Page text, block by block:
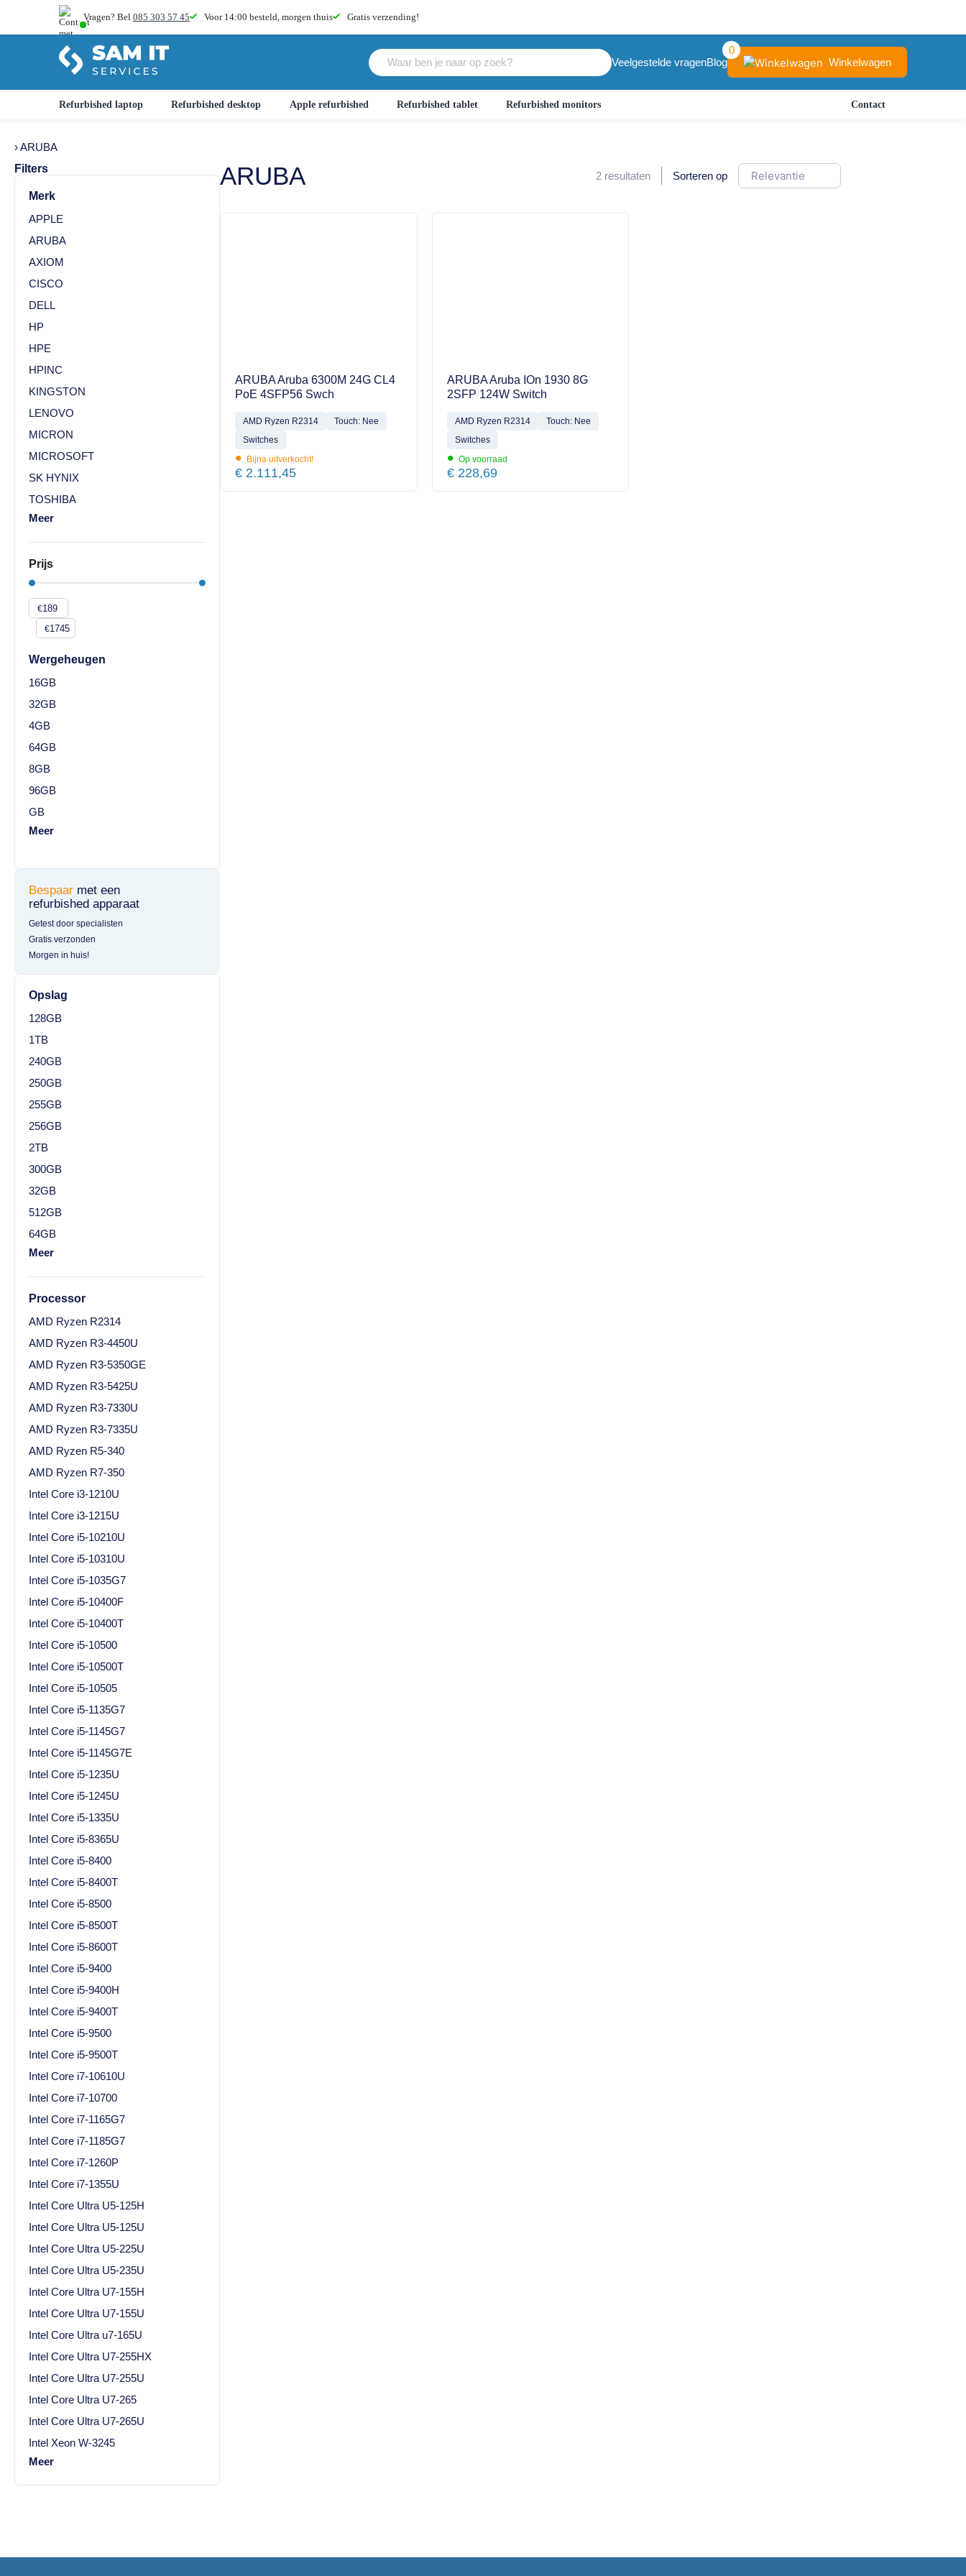
Vragen? Bel 085 303 57 45 Voor 14:00 besteld, morgen thuis Gratis verzending!
Veelgestelde vragenBlog
0
Winkelwagen
Refurbished laptop Refurbished desktop Apple refurbished Refurbished tablet Refurbished monitors Contact
› ARUBA
Filters
Merk
APPLE
ARUBA
AXIOM
CISCO
DELL
HP
HPE
HPINC
KINGSTON
LENOVO
MICRON
MICROSOFT
SK HYNIX
TOSHIBA
Meer
Prijs
€
€
Wergeheugen
16GB
32GB
4GB
64GB
8GB
96GB
GB
Meer
Bespaar met een
refurbished apparaat
Getest door specialisten
Gratis verzonden
Morgen in huis!
Opslag
128GB
1TB
240GB
250GB
255GB
256GB
2TB
300GB
32GB
512GB
64GB
Meer
Processor
AMD Ryzen R2314
AMD Ryzen R3-4450U
AMD Ryzen R3-5350GE
AMD Ryzen R3-5425U
AMD Ryzen R3-7330U
AMD Ryzen R3-7335U
AMD Ryzen R5-340
AMD Ryzen R7-350
Intel Core i3-1210U
Intel Core i3-1215U
Intel Core i5-10210U
Intel Core i5-10310U
Intel Core i5-1035G7
Intel Core i5-10400F
Intel Core i5-10400T
Intel Core i5-10500
Intel Core i5-10500T
Intel Core i5-10505
Intel Core i5-1135G7
Intel Core i5-1145G7
Intel Core i5-1145G7E
Intel Core i5-1235U
Intel Core i5-1245U
Intel Core i5-1335U
Intel Core i5-8365U
Intel Core i5-8400
Intel Core i5-8400T
Intel Core i5-8500
Intel Core i5-8500T
Intel Core i5-8600T
Intel Core i5-9400
Intel Core i5-9400H
Intel Core i5-9400T
Intel Core i5-9500
Intel Core i5-9500T
Intel Core i7-10610U
Intel Core i7-10700
Intel Core i7-1165G7
Intel Core i7-1185G7
Intel Core i7-1260P
Intel Core i7-1355U
Intel Core Ultra U5-125H
Intel Core Ultra U5-125U
Intel Core Ultra U5-225U
Intel Core Ultra U5-235U
Intel Core Ultra U7-155H
Intel Core Ultra U7-155U
Intel Core Ultra u7-165U
Intel Core Ultra U7-255HX
Intel Core Ultra U7-255U
Intel Core Ultra U7-265
Intel Core Ultra U7-265U
Intel Xeon W-3245
Meer
ARUBA 2 resultaten Sorteren op
ARUBA Aruba 6300M 24G CL4
PoE 4SFP56 Swch
AMD Ryzen R2314
Touch: Nee
Switches
• Bijna uitverkocht!
€ 2.111,45
ARUBA Aruba IOn 1930 8G
2SFP 124W Switch
AMD Ryzen R2314
Touch: Nee
Switches
• Op voorraad
€228,69